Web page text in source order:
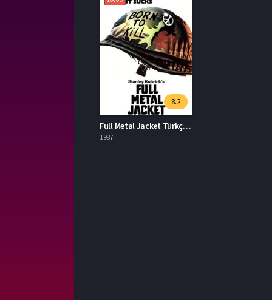
8.2
Full Metal Jacket Türkçe Dublaj İzle
1987